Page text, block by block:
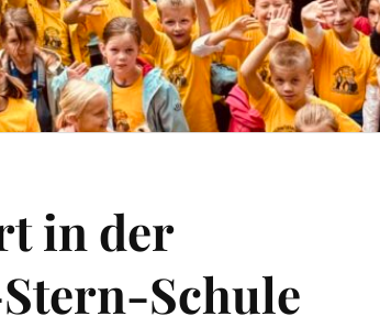
in der
Schule